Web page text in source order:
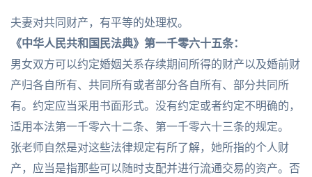
夫妻对共同财产，有平等的处理权。
《中华人民共和国民法典》第一千零六十五条：
男女双方可以约定婚姻关系存续期间所得的财产以及婚前财
产归各自所有、共同所有或者部分各自所有、部分共同所
有。约定应当采用书面形式。没有约定或者约定不明确的，
适用本法第一千零六十二条、第一千零六十三条的规定。
张老师自然是对这些法律规定有所了解，她所指的个人财
产，应当是指那些可以随时支配并进行流通交易的资产。否